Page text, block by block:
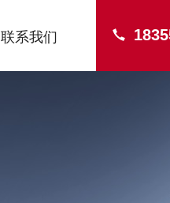
联系我们